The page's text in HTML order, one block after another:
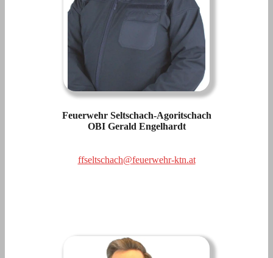
Feuerwehr Seltschach-Agoritschach
OBI Gerald Engelhardt
ffseltschach@feuerwehr-ktn.at